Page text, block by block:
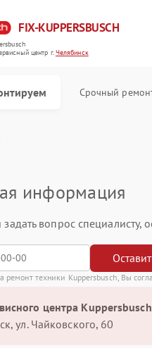
FIX-KUPPERSBUSCH
центр г.Челябинск
Срочный
информация
задать вопрос
ремонт техники Kuppersbusch, Вы
центра
ул. Чайковского, 60